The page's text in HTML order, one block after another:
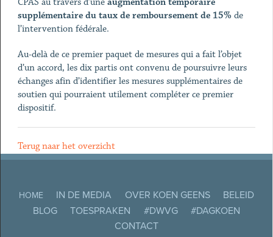
supplémentaire du taux de remboursement de 15% de
l’intervention fédérale.
Au-delà de ce premier paquet de mesures qui a fait l’objet
d’un accord, les dix partis ont convenu de poursuivre leurs
échanges afin d’identifier les mesures supplémentaires de
soutien qui pourraient utilement compléter ce premier
dispositif.
Terug naar het overzicht
HOME IN DE MEDIA OVER KOEN GEENS
BELEID
BLOG
TOESPRAKEN #DWVG
#DAGKOEN
CONTACT